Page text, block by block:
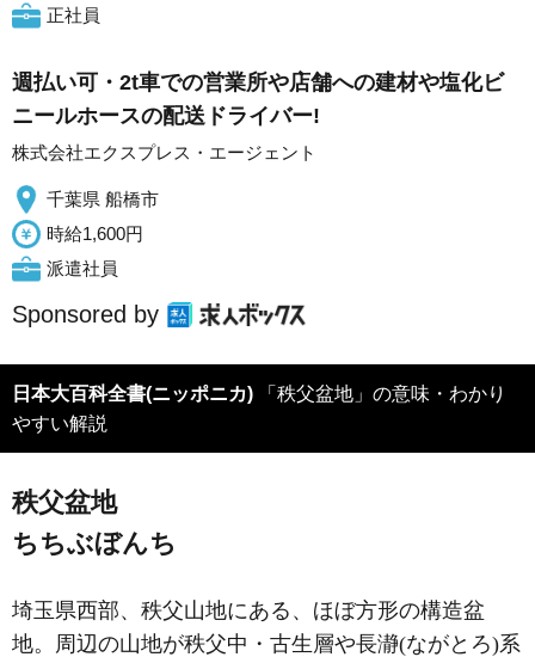
正社員
週払い可・2t車での営業所や店舗への建材や塩化ビ
ニールホースの配送ドライバー!
株式会社エクスプレス・エージェント
千葉県 船橋市
時給1,600円
派遣社員
Sponsored by
日本大百科全書(ニッポニカ) 「秩父盆地」の意味・わかり
やすい解説
秩父盆地
ちちぶぼんち
埼玉県西部、秩父山地にある、ほぼ方形の構造盆
地。周辺の山地が秩父中・古生層や長瀞(ながとろ)系